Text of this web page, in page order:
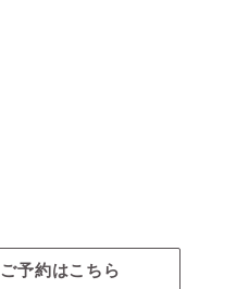
ご予約はこちら